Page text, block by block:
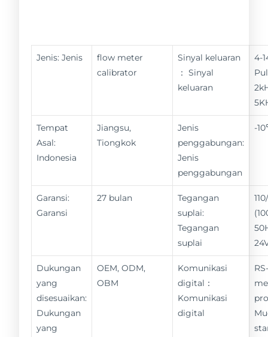
Jenis: Jenis
flow meter
calibrator
Sinyal keluaran
： Sinyal
keluaran
4-
Tempat
Asal:
Indonesia
Jiangsu,
Tiongkok
Jenis
penggabungan:
Jenis
penggabungan
-
Garansi:
Garansi
27 bulan
Tegangan
suplai:
Tegangan
suplai
Dukungan
yang
disesuaikan:
Dukungan
yang
OEM, ODM,
OBM
Komunikasi
digital：
Komunikasi
digital